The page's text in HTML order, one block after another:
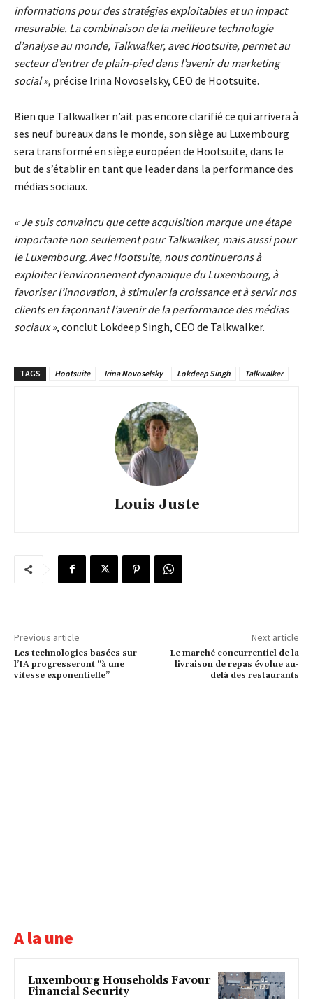
informations pour des stratégies exploitables et un impact
mesurable. La combinaison de la meilleure technologie
d’analyse au monde, Talkwalker, avec Hootsuite, permet au
secteur d’entrer de plain-pied dans l’avenir du marketing
social », précise Irina Novoselsky, CEO de Hootsuite.
Bien que Talkwalker n’ait pas encore clarifié ce qui arrivera à
ses neuf bureaux dans le monde, son siège au Luxembourg
sera transformé en siège européen de Hootsuite, dans le
but de s’établir en tant que leader dans la performance des
médias sociaux.
« Je suis convaincu que cette acquisition marque une étape
importante non seulement pour Talkwalker, mais aussi pour
le Luxembourg. Avec Hootsuite, nous continuerons à
exploiter l’environnement dynamique du Luxembourg, à
favoriser l’innovation, à stimuler la croissance et à servir nos
clients en façonnant l’avenir de la performance des médias
sociaux », conclut Lokdeep Singh, CEO de Talkwalker.
TAGS Hootsuite Irina Novoselsky Lokdeep Singh Talkwalker
Louis Juste
Previous article
Les technologies basées sur
l’IA progresseront “à une
vitesse exponentielle”
Next article
Le marché concurrentiel de la
livraison de repas évolue au-
delà des restaurants
A la une
Luxembourg Households Favour
Financial Security